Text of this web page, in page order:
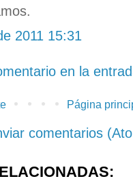
2011 15:31
en la
Página
comentarios